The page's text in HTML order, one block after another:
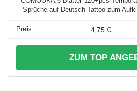
Sprüche auf Deutsch Tattoo zum
4,75 €
ZUM TOP